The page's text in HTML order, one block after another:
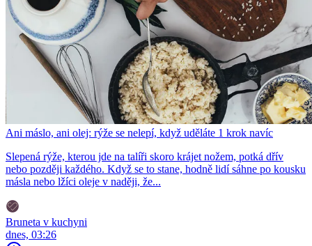
Ani máslo, ani olej: rýže se nelepí, když uděláte 1 krok navíc
Slepená rýže, kterou jde na talíři skoro krájet nožem, potká dřív
nebo později každého. Když se to stane, hodně lidí sáhne po kousku
másla nebo lžíci oleje v naději, že...
Bruneta v kuchyni
dnes, 03:26